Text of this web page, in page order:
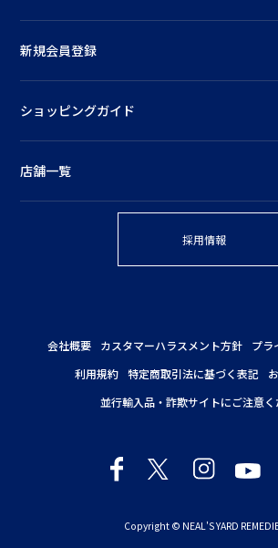
新規会員登録
ショッピングガイド
店舗一覧
採用情報
会社概要 カスタマーハラスメント方針
プラ
利用規約 特定商取引法に基づく表記
並行輸入品・詐欺サイトにご注意
Copyright © NEAL'S YARD